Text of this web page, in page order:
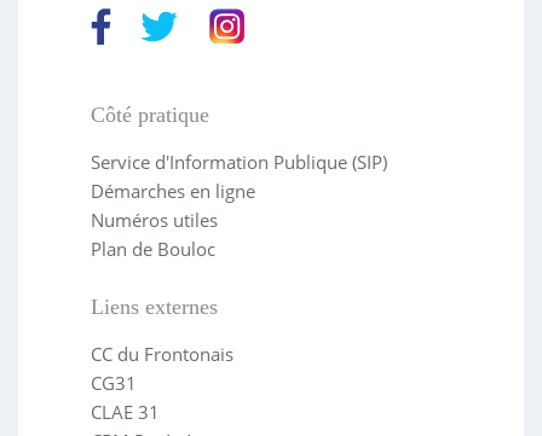
Côté pratique
Service d'Information Publique (SIP)
Démarches en ligne
Numéros utiles
Plan de Bouloc
Liens externes
CC du Frontonais
CG31
CLAE 31